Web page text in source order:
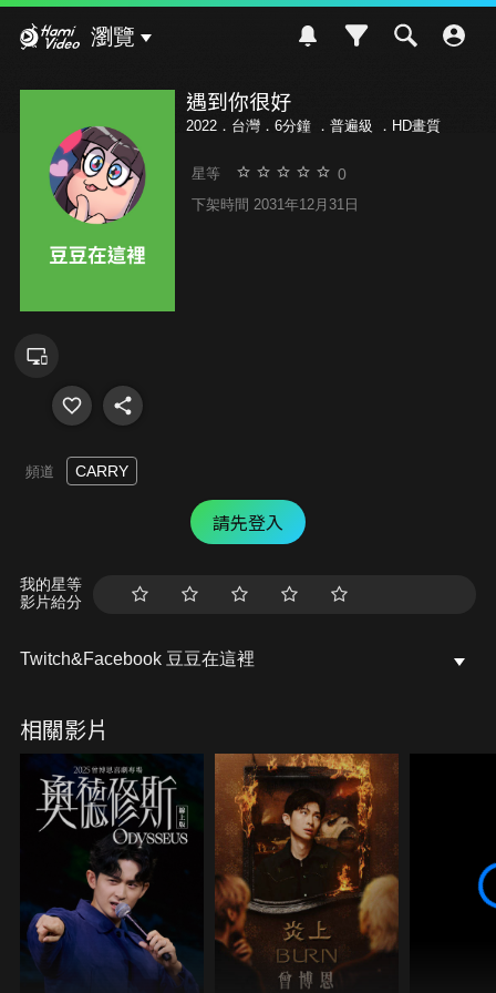
瀏覽
遇到你很好
2022．台灣．6分鐘 ． 普遍級 ．HD畫質
星等 0
下架時間 2031年12月31日
頻道 CARRY
請先登入
我的星等
影片給分
Twitch&Facebook 豆豆在這裡
相關影片